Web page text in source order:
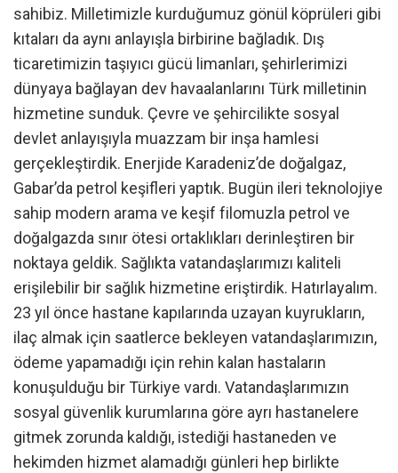
sahibiz. Milletimizle kurduğumuz gönül köprüleri gibi
kıtaları da aynı anlayışla birbirine bağladık. Dış
ticaretimizin taşıyıcı gücü limanları, şehirlerimizi
dünyaya bağlayan dev havaalanlarını Türk milletinin
hizmetine sunduk. Çevre ve şehircilikte sosyal
devlet anlayışıyla muazzam bir inşa hamlesi
gerçekleştirdik. Enerjide Karadeniz’de doğalgaz,
Gabar’da petrol keşifleri yaptık. Bugün ileri teknolojiye
sahip modern arama ve keşif filomuzla petrol ve
doğalgazda sınır ötesi ortaklıkları derinleştiren bir
noktaya geldik. Sağlıkta vatandaşlarımızı kaliteli
erişilebilir bir sağlık hizmetine eriştirdik. Hatırlayalım.
23 yıl önce hastane kapılarında uzayan kuyrukların,
ilaç almak için saatlerce bekleyen vatandaşlarımızın,
ödeme yapamadığı için rehin kalan hastaların
konuşulduğu bir Türkiye vardı. Vatandaşlarımızın
sosyal güvenlik kurumlarına göre ayrı hastanelere
gitmek zorunda kaldığı, istediği hastaneden ve
hekimden hizmet alamadığı günleri hep birlikte